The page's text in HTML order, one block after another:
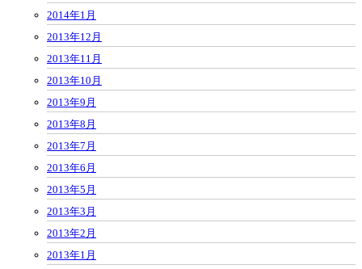
2014年1月
2013年12月
2013年11月
2013年10月
2013年9月
2013年8月
2013年7月
2013年6月
2013年5月
2013年3月
2013年2月
2013年1月